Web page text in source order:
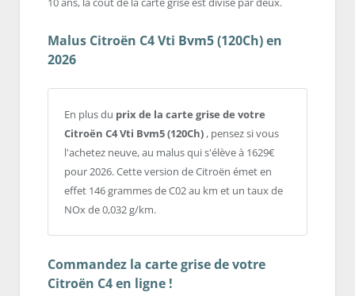
Malus Citroën C4 Vti Bvm5 (120Ch) en
2026
En plus du prix de la carte grise de votre
Citroën C4 Vti Bvm5 (120Ch) , pensez si vous
l'achetez neuve, au malus qui s'élève à 1629€
pour 2026. Cette version de Citroën émet en
effet 146 grammes de C02 au km et un taux de
NOx de 0,032 g/km.
Commandez la carte grise de votre
Citroën C4 en ligne !